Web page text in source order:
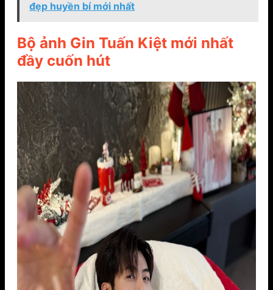
đẹp huyền bí mới nhất
Bộ ảnh Gin Tuấn Kiệt mới nhất
đầy cuốn hút